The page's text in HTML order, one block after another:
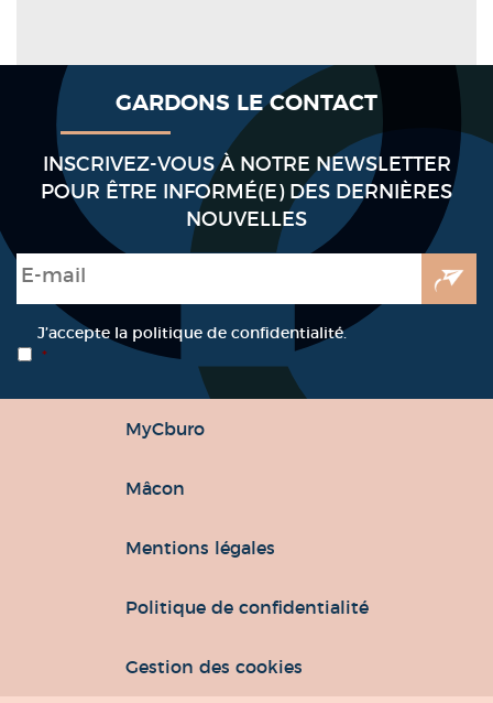
GARDONS LE CONTACT
INSCRIVEZ-VOUS À NOTRE NEWSLETTER
POUR ÊTRE INFORMÉ(E) DES DERNIÈRES
NOUVELLES
E-mail
RGPD *
J’accepte la politique de confidentialité.
*
MyCburo
Mâcon
Mentions légales
Politique de confidentialité
Gestion des cookies